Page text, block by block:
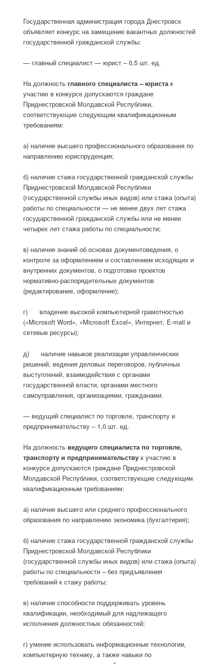
Государственная администрация города Днестровск
объявляет конкурс на замещение вакантных должностей
государственной гражданской службы:
— главный специалист — юрист – 0,5 шт. ед.
На должность главного специалиста – юристак
участию в конкурсе допускаются граждане
Приднестровской Молдавской Республики,
соответствующие следующим квалификационным
требованиям:
а) наличие высшего профессионального образования по
направлению юриспруденция;
б) наличие стажа государственной гражданской службы
Приднестровской Молдавской Республики
(государственной службы иных видов) или стажа (опыта)
работы по специальности — не менее двух лет стажа
государственной гражданской службы или не менее
четырех лет стажа работы по специальности;
в) наличие знаний об основах документоведения, о
контроле за оформлением и составлением исходящих и
внутренних документов, о подготовке проектов
нормативно-распорядительных документов
(редактирование, оформление);
г) владение высокой компьютерной грамотностью
(«Microsoft Word», «Microsoft Excel», Интернет, E-mail и
сетевые ресурсы);
д) наличие навыков реализации управленческих
решений, ведения деловых переговоров, публичных
выступлений, взаимодействия с органами
государственной власти, органами местного
самоуправления, организациями, гражданами.
— ведущий специалист по торговле, транспорту и
предпринимательству – 1,0 шт. ед.
На должность ведущего специалиста по торговле,
транспорту и предпринимательству к участию в
конкурсе допускаются граждане Приднестровской
Молдавской Республики, соответствующие следующим
квалификационным требованиям:
а) наличие высшего или среднего профессионального
образования по направлению экономика (бухгалтерия);
б) наличие стажа государственной гражданской службы
Приднестровской Молдавской Республики
(государственной службы иных видов) или стажа (опыта)
работы по специальности – без предъявления
требований к стажу работы;
в) наличие способности поддерживать уровень
квалификации, необходимый для надлежащего
исполнения должностных обязанностей;
г) умение использовать информационные технологии,
компьютерную технику, а также навыки по